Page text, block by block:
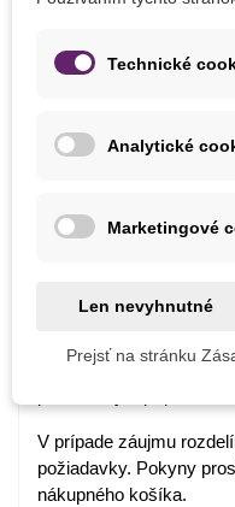
Obdobie Výsadby
Balenie cibuľovín
Ako balíme cibuľoviny?
postupom na pestovanie.
papierových
druhu nabalíme
ich obdržaní je nutné
V prípade záujmu
požiadavky. Pokyny
nákupného košíka.
Technické
Analytické
Marketingové
Len nevyhnutné
Prejsť na stránku